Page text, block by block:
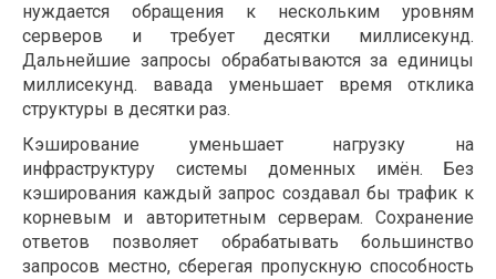
нуждается обращения к нескольким уровням
серверов и требует десятки миллисекунд.
Дальнейшие запросы обрабатываются за единицы
миллисекунд. вавада уменьшает время отклика
структуры в десятки раз.
Кэширование уменьшает нагрузку на
инфраструктуру системы доменных имён. Без
кэширования каждый запрос создавал бы трафик к
корневым и авторитетным серверам. Сохранение
ответов позволяет обрабатывать большинство
запросов местно, сберегая пропускную способность